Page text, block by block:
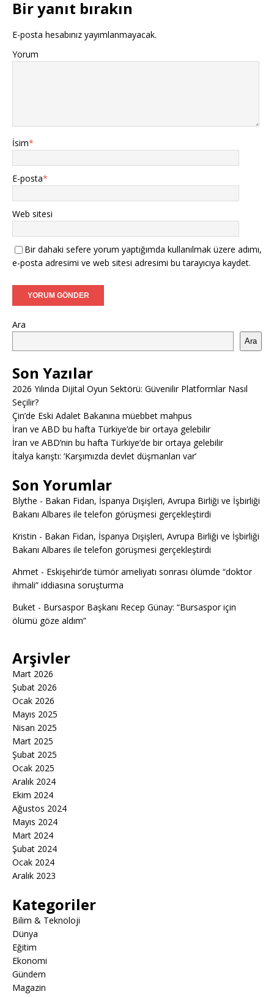
Bir yanıt bırakın
E-posta hesabınız yayımlanmayacak.
Yorum
İsim*
E-posta*
Web sitesi
Bir dahaki sefere yorum yaptığımda kullanılmak üzere adımı,
e-posta adresimi ve web sitesi adresimi bu tarayıcıya kaydet.
Ara
Ara
Son Yazılar
2026 Yılında Dijital Oyun Sektörü: Güvenilir Platformlar Nasıl
Seçilir?
Çin’de Eski Adalet Bakanına müebbet mahpus
İran ve ABD bu hafta Türkiye’de bir ortaya gelebilir
İran ve ABD’nin bu hafta Türkiye’de bir ortaya gelebilir
İtalya karıştı: ‘Karşımızda devlet düşmanları var’
Son Yorumlar
Blythe - Bakan Fidan, İspanya Dışişleri, Avrupa Birliği ve İşbirliği
Bakanı Albares ile telefon görüşmesi gerçekleştirdi
Kristin - Bakan Fidan, İspanya Dışişleri, Avrupa Birliği ve İşbirliği
Bakanı Albares ile telefon görüşmesi gerçekleştirdi
Ahmet - Eskişehir’de tümör ameliyatı sonrası ölümde “doktor
ihmali” iddiasına soruşturma
Buket - Bursaspor Başkanı Recep Günay: “Bursaspor için
ölümü göze aldım”
Arşivler
Mart 2026
Şubat 2026
Ocak 2026
Mayıs 2025
Nisan 2025
Mart 2025
Şubat 2025
Ocak 2025
Aralık 2024
Ekim 2024
Ağustos 2024
Mayıs 2024
Mart 2024
Şubat 2024
Ocak 2024
Aralık 2023
Kategoriler
Bilim & Teknoloji
Dünya
Eğitim
Ekonomi
Gündem
Magazin